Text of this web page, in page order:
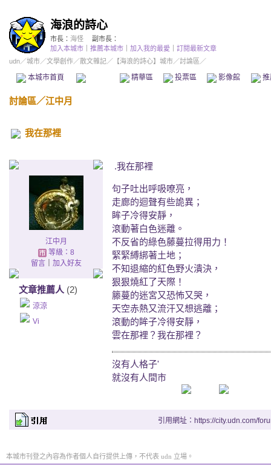
海浪的詩心
市長： 海怪
副市長：
加入本城市
推薦本城市 加入我的最愛
訂閱最新文章
udn／城市／文學創作／散文雜記／ 【海浪的詩心】城市／討論區／
本城市首頁 精華區 投票區 影像館
討論區／江中月
我在那裡
江中月
等級：8
留言｜ 加入好友
文章推薦人 (2)
涼涼
Vi
.我在那裡
句子吐出呼吸嘹亮，
走廊的迴聲有些詭異；
眸子冷得安靜，
滾動著白色迷離。
不反省的綠色藤蔓拉得用力！
緊緊縛綁著土地；
不知退縮的紅色野火潰決，
狠狠燒紅了天際！
籐蔓的迷宮又恐怖又哭，
天空赤熱又流汗又想逃離；
滾動的眸子冷得安靜，
雲在那裡？我在那裡？
沒有人格子'
就沒有人間市
引用網址：https://city.udn.com/
本城市刊登之內容為作者個人自行提供上傳，不代表 udn 立場。